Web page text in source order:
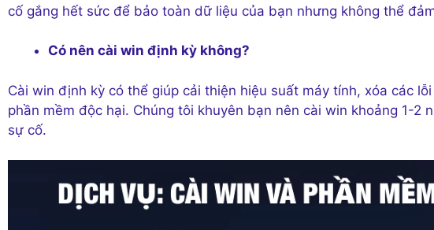
cố gắng hết sức để bảo toàn dữ liệu của bạn nhưng không thể
Có nên cài win định kỳ không?
Cài win định kỳ có thể giúp cải thiện hiệu suất máy tính, xóa các
phần mềm độc hại. Chúng tôi khuyên bạn nên cài win khoảng 1-2
sự cố.